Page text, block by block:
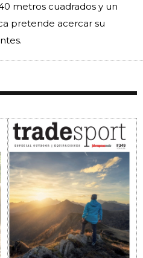
metros cuadrados y un
pretende acercar su